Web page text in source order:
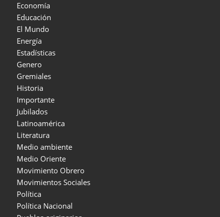
Economía
Educación
El Mundo
Energía
Estadísticas
Genero
Gremiales
Historia
Importante
Jubilados
Latinoamérica
Literatura
Medio ambiente
Medio Oriente
Movimiento Obrero
Movimientos Sociales
Política
Política Nacional